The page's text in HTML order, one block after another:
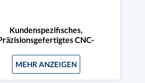
Kundenspezifisches,
CNC-
Infrarotsensoren
MEHR ANZEIGEN